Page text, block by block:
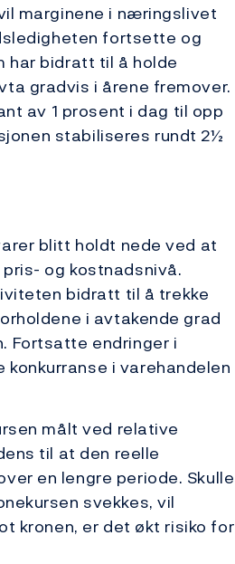
marginene i næringslivet
fortsette og
har bidratt til å holde
gradvis i årene fremover.
av 1 prosent i dag til opp
stabiliseres rundt 2½
blitt holdt nede ved at
og kostnadsnivå.
bidratt til å trekke
i avtakende grad
Fortsatte endringer i
i varehandelen
målt ved relative
til at den reelle
en lengre periode. Skulle
svekkes, vil
kronen, er det økt risiko for